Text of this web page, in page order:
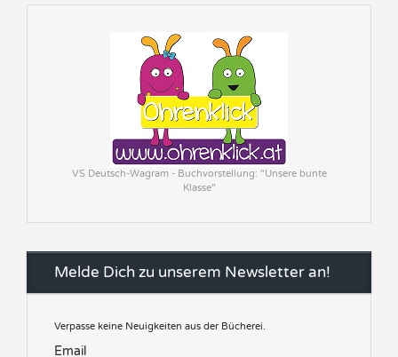
VS Deutsch-Wagram - Buchvorstellung: "Unsere bunte
Klasse"
Melde Dich zu unserem Newsletter an!
Verpasse keine Neuigkeiten aus der Bücherei.
Email